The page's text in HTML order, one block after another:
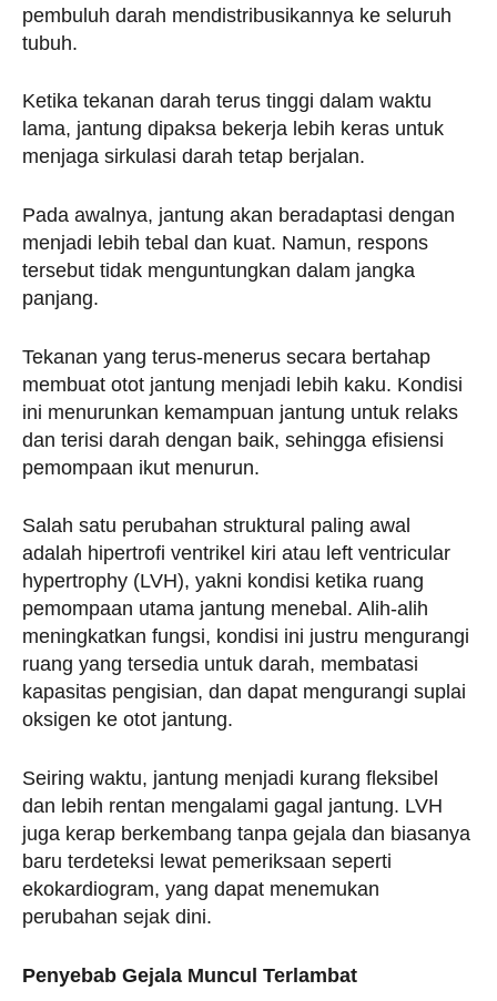
pembuluh darah mendistribusikannya ke seluruh
tubuh.
Ketika tekanan darah terus tinggi dalam waktu
lama, jantung dipaksa bekerja lebih keras untuk
menjaga sirkulasi darah tetap berjalan.
Pada awalnya, jantung akan beradaptasi dengan
menjadi lebih tebal dan kuat. Namun, respons
tersebut tidak menguntungkan dalam jangka
panjang.
Tekanan yang terus-menerus secara bertahap
membuat otot jantung menjadi lebih kaku. Kondisi
ini menurunkan kemampuan jantung untuk relaks
dan terisi darah dengan baik, sehingga efisiensi
pemompaan ikut menurun.
Salah satu perubahan struktural paling awal
adalah hipertrofi ventrikel kiri atau left ventricular
hypertrophy (LVH), yakni kondisi ketika ruang
pemompaan utama jantung menebal. Alih-alih
meningkatkan fungsi, kondisi ini justru mengurangi
ruang yang tersedia untuk darah, membatasi
kapasitas pengisian, dan dapat mengurangi suplai
oksigen ke otot jantung.
Seiring waktu, jantung menjadi kurang fleksibel
dan lebih rentan mengalami gagal jantung. LVH
juga kerap berkembang tanpa gejala dan biasanya
baru terdeteksi lewat pemeriksaan seperti
ekokardiogram, yang dapat menemukan
perubahan sejak dini.
Penyebab Gejala Muncul Terlambat